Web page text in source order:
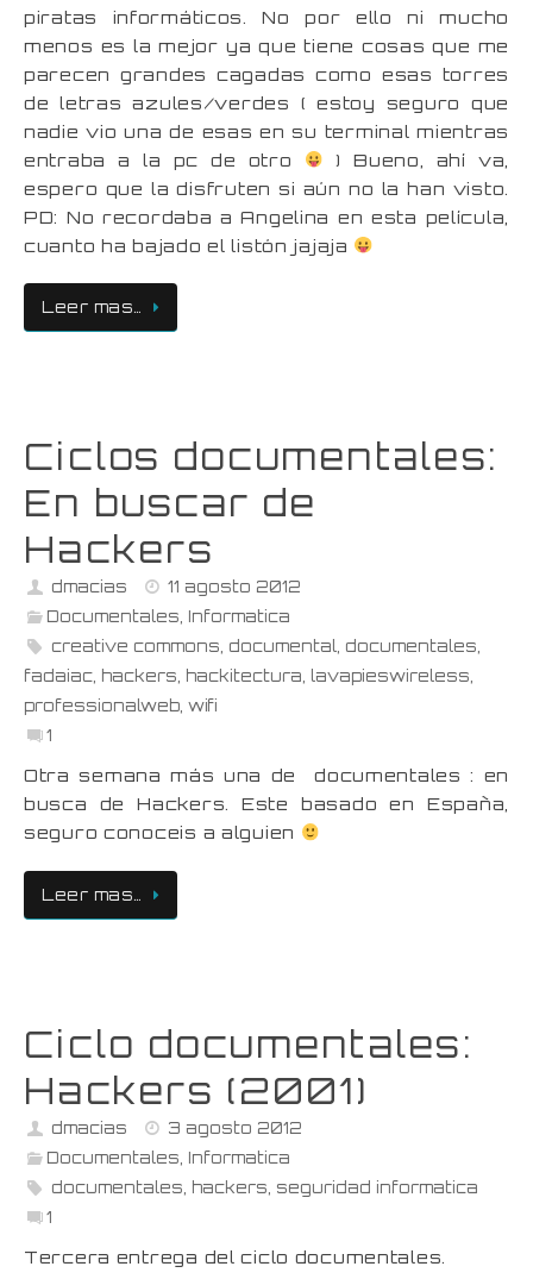
piratas informáticos. No por ello ni mucho
menos es la mejor ya que tiene cosas que me
parecen grandes cagadas como esas torres
de letras azules/verdes ( estoy seguro que
nadie vio una de esas en su terminal mientras
entraba a la pc de otro
) Bueno, ahí va,
espero que la disfruten si aún no la han visto.
PD: No recordaba a Angelina en esta película,
cuanto ha bajado el listón jajaja
Leer mas…
Ciclos documentales:
En buscar de
Hackers
dmacias
11 agosto 2012
Documentales, Informatica
creative commons, documental, documentales,
fadaiac, hackers, hackitectura, lavapieswireless,
professionalweb, wifi
1
Otra semana más una de documentales : en
busca de Hackers. Este basado en España,
seguro conoceis a alguien
Leer mas…
Ciclo documentales:
Hackers (2001)
dmacias
3 agosto 2012
Documentales Informatica
documentales
hackers seguridad informatica
1
Tercera entrega del ciclo documentales.